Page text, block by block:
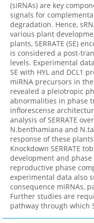
(siRNAs) are key
signals for
degradation. Hence,
various plant
plants, SERRATE (SE)
is considered a post-
levels. Experimental
SE with HYL and DCL1
miRNA precursors in
revealed a pleiotropic
abnormalities in phase
inflorescense
analysis of SERRATE
N.benthamiana and
response of these
Knockdown SERRATE
development and
reproductive phase
experimental data also
consequence miRNAs,
Further studies are
pathway through which